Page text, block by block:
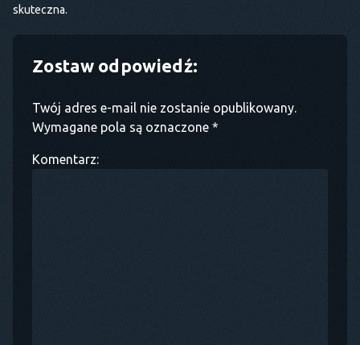
skuteczna.
Zostaw odpowiedź:
Twój adres e-mail nie zostanie opublikowany.
Wymagane pola są oznaczone *
Komentarz: